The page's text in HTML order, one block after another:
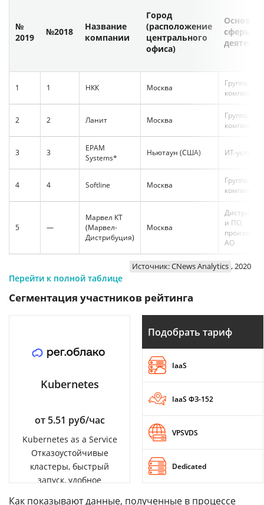
№
2019
№2018
Название
компании
Город
(расположение
центрального
офиса)
сферы
1 1 НКК Москва
Группа
компаний
2 2 Ланит Москва
Группа
компаний
3 3
EPAM
Systems*
Ньютаун (США) ИТ-услуги
4 4 Softline Москва
Группа
компаний
5 —
Марвел КТ
(Марвел-
Дистрибуция)
Москва
и ПО,
АО
Источник: CNews Analytics , 2020
Перейти к полной таблице
Сегментация участников рейтинга
Kubernetes
от 5.51 руб/час
Kubernetes as a Service
Отказоустойчивые
кластеры, быстрый
запуск, удобное
Подобрать тариф
IaaS
IaaS ФЗ-152
VPSVDS
Dedicated
Как показывают данные, полученные в процессе